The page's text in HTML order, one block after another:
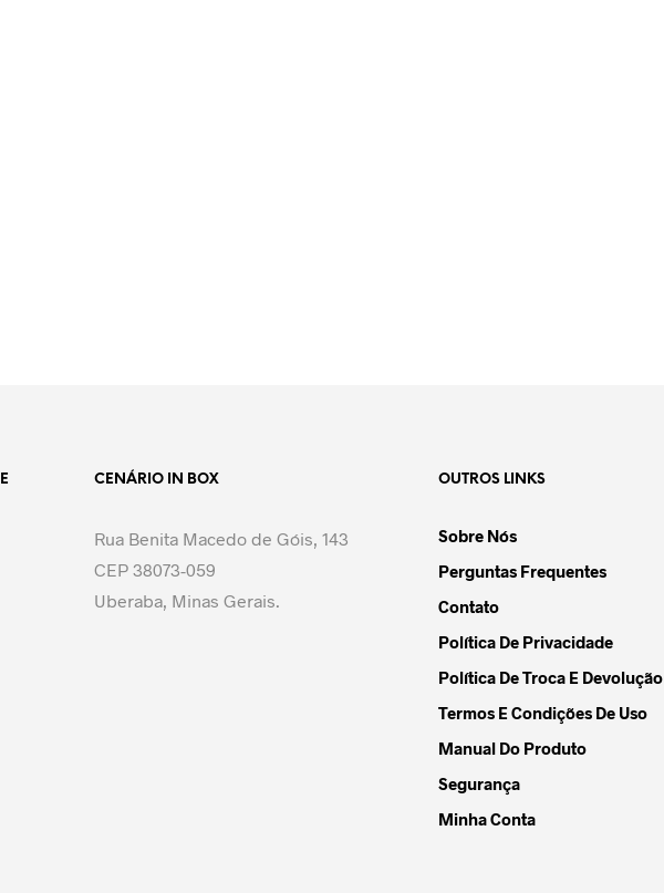
CENÁRIO IN BOX
Rua Benita Macedo de Góis, 143
CEP 38073-059
Uberaba, Minas Gerais.
OUTROS LINKS
Sobre Nós
Perguntas Frequentes
Contato
Política De Privacidade
Política De Troca E Devolução
Termos E Condições De Uso
Manual Do Produto
Segurança
Minha Conta